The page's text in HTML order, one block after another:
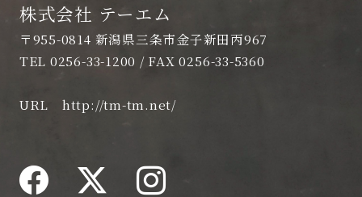
株式会社 テーエム
〒955-0814 新潟県三条市金子新田丙967
TEL 0256-33-1200 / FAX 0256-33-5360
URL http://tm-tm.net/